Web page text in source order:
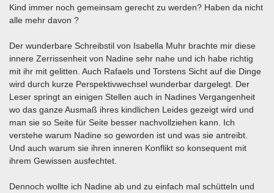
Kind immer noch gemeinsam gerecht zu werden? Haben da nicht
alle mehr davon ?
Der wunderbare Schreibstil von Isabella Muhr brachte mir diese
innere Zerrissenheit von Nadine sehr nahe und ich habe richtig
mit ihr mit gelitten. Auch Rafaels und Torstens Sicht auf die Dinge
wird durch kurze Perspektivwechsel wunderbar dargelegt. Der
Leser springt an einigen Stellen auch in Nadines Vergangenheit
wo das ganze Ausmaß ihres kindlichen Leides gezeigt wird und
man sie so Seite für Seite besser nachvollziehen kann. Ich
verstehe warum Nadine so geworden ist und was sie antreibt.
Und auch warum sie ihren inneren Konflikt so konsequent mit
ihrem Gewissen ausfechtet.
Dennoch wollte ich Nadine ab und zu einfach mal schütteln und